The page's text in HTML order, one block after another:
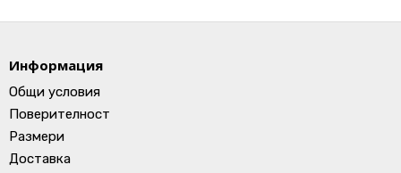
Информация
Общи условия
Поверителност
Размери
Доставка